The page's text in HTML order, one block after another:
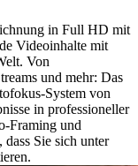
in Full HD mit
Videoinhalte mit
Von
und mehr: Das
System von
in professioneller
Framing und
Sie sich unter